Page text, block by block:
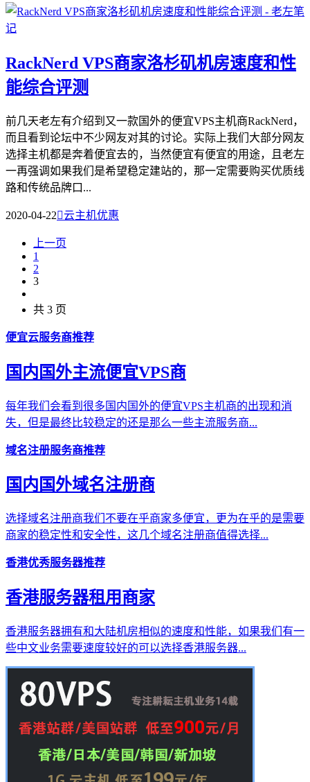
RackNerd VPS商家洛杉矶机房速度和性
能综合评测
前几天老左有介绍到又一款国外的便宜VPS主机商RackNerd，
而且看到论坛中不少网友对其的讨论。实际上我们大部分网友
选择主机都是奔着便宜去的，当然便宜有便宜的用途，且老左
一再强调如果我们是希望稳定建站的，那一定需要购买优质线
路和传统品牌口...
2020-04-22云主机优惠
上一页
1
2
3
共 3 页
便宜云服务商推荐
国内国外主流便宜VPS商
每年我们会看到很多国内国外的便宜VPS主机商的出现和消
失，但是最终比较稳定的还是那么一些主流服务商...
域名注册服务商推荐
国内国外域名注册商
选择域名注册商我们不要在乎商家多便宜，更为在乎的是需要
商家的稳定性和安全性，这几个域名注册商值得选择...
香港优秀服务器推荐
香港服务器租用商家
香港服务器拥有和大陆机房相似的速度和性能，如果我们有一
些中文业务需要速度较好的可以选择香港服务器...